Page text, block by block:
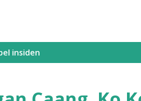
insiden